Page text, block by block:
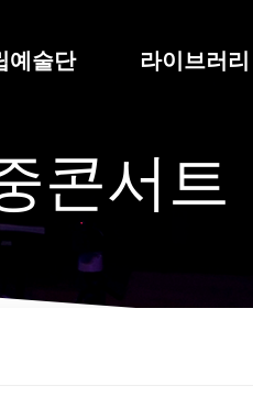
예술단 라이브러리
콘서트